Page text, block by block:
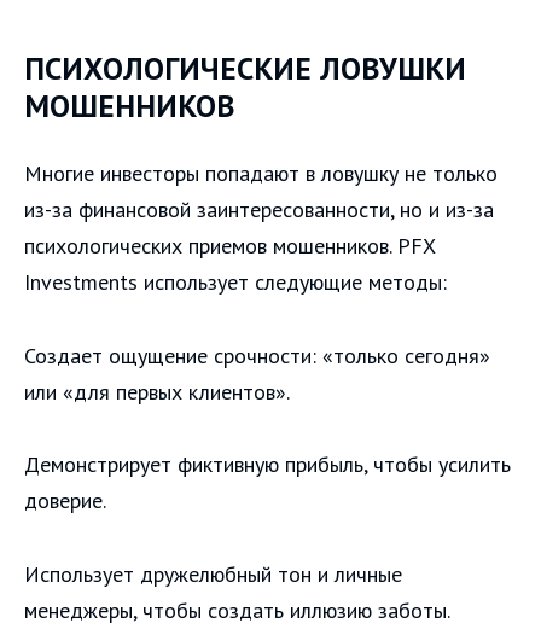
ПСИХОЛОГИЧЕСКИЕ ЛОВУШКИ
МОШЕННИКОВ
Многие инвесторы попадают в ловушку не только
из-за финансовой заинтересованности, но и из-за
психологических приемов мошенников. PFX
Investments использует следующие методы:
Создает ощущение срочности: «только сегодня»
или «для первых клиентов».
Демонстрирует фиктивную прибыль, чтобы усилить
доверие.
Использует дружелюбный тон и личные
менеджеры, чтобы создать иллюзию заботы.